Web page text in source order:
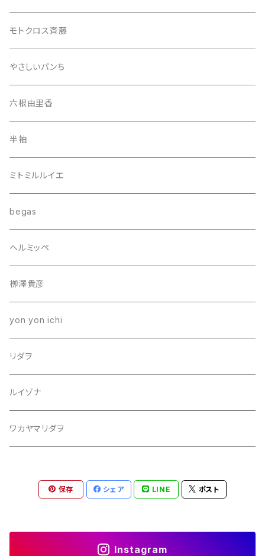
モトクロス斉藤
やさしいパンち
六根由里香
半袖
ミトミルルイエ
begas
ヘルミッペ
栁澤貴彦
yon yon ichi
リダヲ
ルイゾナ
ワカヤマリダヲ
保存 シェア LINE ポスト
Instagram